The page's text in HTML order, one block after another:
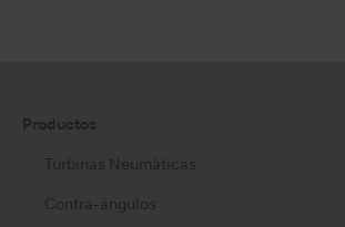
Productos
Turbinas Neumáticas
Contra-ángulos